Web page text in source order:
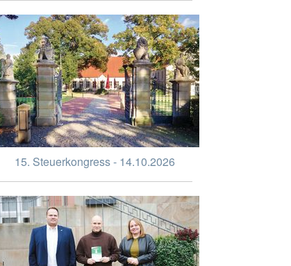
15. Steuerkongress - 14.10.2026